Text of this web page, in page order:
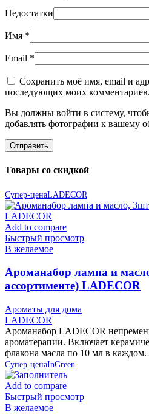
Недостатки
Имя *
Email *
Сохранить моё имя, email и
последующих моих комментариев.
Вы должны войти в систему,
добавлять фотографии к вашему
Товары со скидкой
Супер-ценаLADECOR
Add to compare
Быстрый просмотр
В желаемое
Ароманабор лампа и
ассортименте) LADECOR
Ароматы для дома
LADECOR
Ароманабор LADECOR
ароматерапии. Включает
флакона масла по 10 мл в
Супер-ценаInGreen
Add to compare
Быстрый просмотр
В желаемое